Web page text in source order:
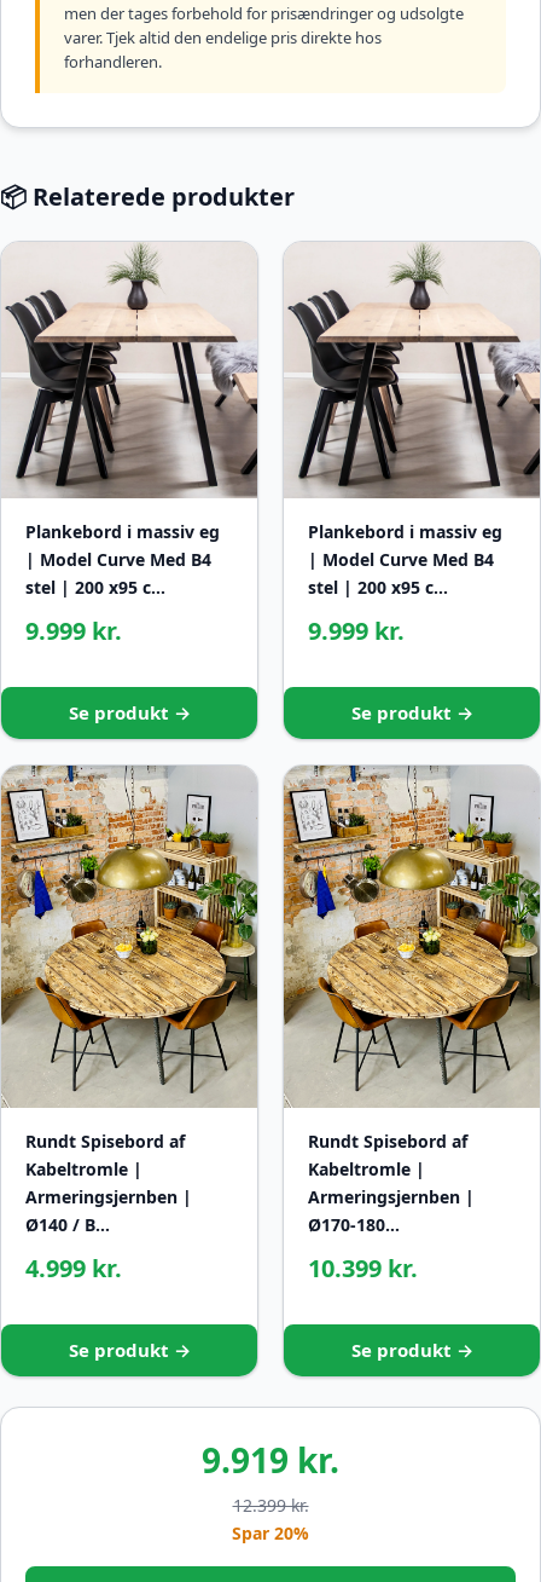
men der tages forbehold for prisændringer og udsolgte
varer. Tjek altid den endelige pris direkte hos
forhandleren.
📦 Relaterede produkter
Plankebord i massiv eg
| Model Curve Med B4
stel | 200 x95 c…
9.999 kr.
Se produkt →
Plankebord i massiv eg
| Model Curve Med B4
stel | 200 x95 c…
9.999 kr.
Se produkt →
Rundt Spisebord af
Kabeltromle |
Armeringsjernben |
Ø140 / B…
4.999 kr.
Se produkt →
Rundt Spisebord af
Kabeltromle |
Armeringsjernben |
Ø170-180…
10.399 kr.
Se produkt →
9.919 kr.
12.399 kr.
Spar 20%